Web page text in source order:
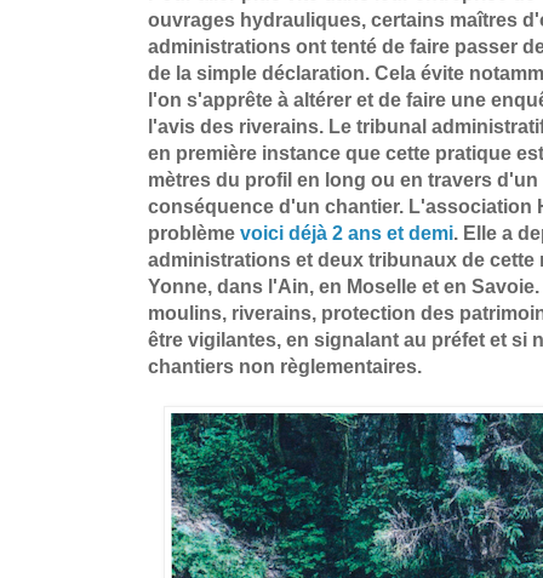
ouvrages hydrauliques, certains maîtres
administrations ont tenté de faire passer
de la simple déclaration. Cela évite
l'on s'apprête à altérer et de faire une
l'avis des riverains. Le tribunal
en première instance que cette pratique
mètres du profil en long ou en travers
conséquence d'un chantier. L'association
problème voici déjà 2 ans et demi. Elle a
administrations et deux tribunaux de cette
Yonne, dans l'Ain, en Moselle et en
moulins, riverains, protection des
être vigilantes, en signalant au préfet et si
chantiers non règlementaires.